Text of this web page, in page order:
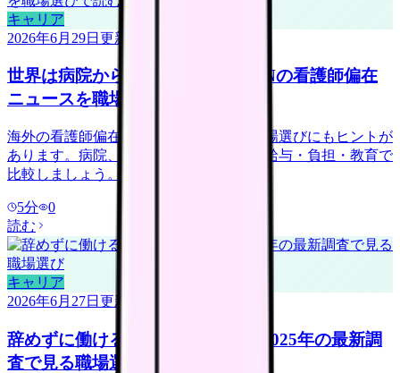
キャリア
2026年6月29日 更新
世界は病院から地域・在宅へ？ICNの看護師偏在
ニュースを職場選びで読む
海外の看護師偏在ニュースは、日本の職場選びにもヒントが
あります。病院、訪問看護、地域ケアを給与・負担・教育で
比較しましょう。
5分
0
読む
キャリア
2026年6月27日 更新
辞めずに働ける病院は何が違う？2025年の最新調
査で見る職場選び